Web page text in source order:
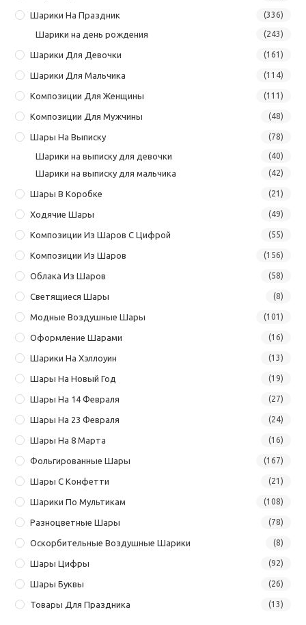
Шарики На Праздник (336)
Шарики на день рождения (243)
Шарики Для Девочки (161)
Шарики Для Мальчика (114)
Композиции Для Женщины (111)
Композиции Для Мужчины (48)
Шары На Выписку (78)
Шарики на выписку для девочки (40)
Шарики на выписку для мальчика (42)
Шары В Коробке (21)
Ходячие Шары (49)
Композиции Из Шаров С Цифрой (55)
Композиции Из Шаров (156)
Облака Из Шаров (58)
Светящиеся Шары (8)
Модные Воздушные Шары (101)
Оформление Шарами (16)
Шарики На Хэллоуин (13)
Шары На Новый Год (19)
Шары На 14 Февраля (27)
Шары На 23 Февраля (24)
Шары На 8 Марта (16)
Фольгированные Шары (167)
Шары С Конфетти (21)
Шарики По Мультикам (108)
Разноцветные Шары (78)
Оскорбительные Воздушные Шарики (8)
Шары Цифры (92)
Шары Буквы (26)
Товары Для Праздника (13)